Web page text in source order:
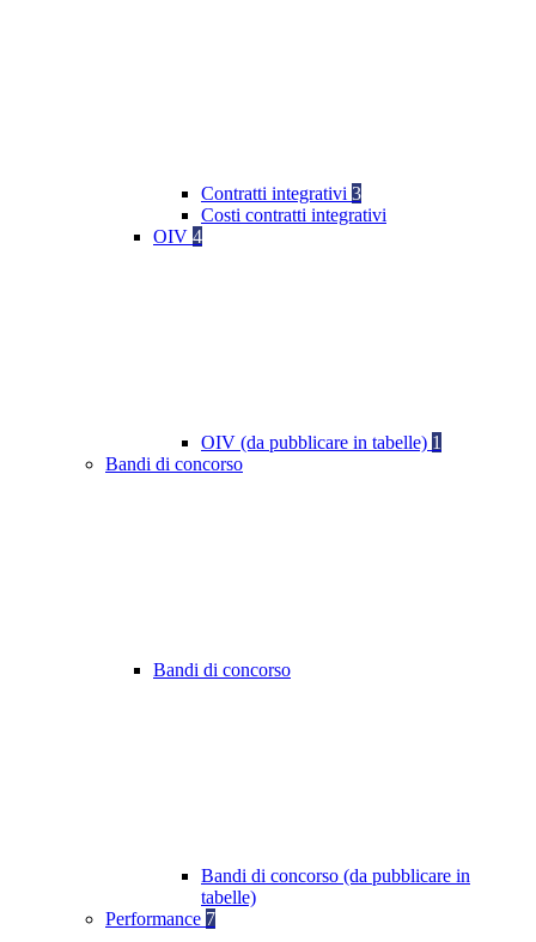
Contratti integrativi 3
Costi contratti integrativi
OIV 4
OIV (da pubblicare in tabelle) 1
Bandi di concorso
Bandi di concorso
Bandi di concorso (da pubblicare in
tabelle)
Performance 7